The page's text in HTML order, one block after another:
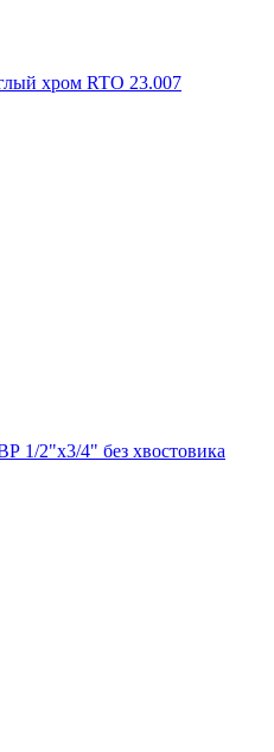
хром RTO 23.007
1/2"х3/4" без хвостовика